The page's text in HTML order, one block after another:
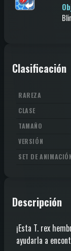
Clasificación
RAREZA
CLASE
TAMAÑO
VERSIÓN
SET DE
Descripción
¡Esta T. rex
ayudarla a